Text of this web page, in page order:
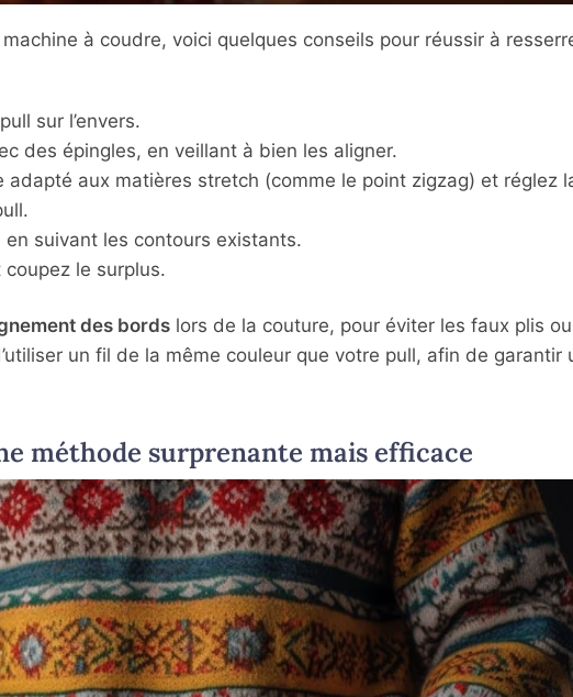
à coudre, voici quelques conseils pour réussir à
sur l’envers.
des épingles, en veillant à bien les aligner.
adapté aux matières stretch (comme le point zigzag) et réglez
suivant les contours existants.
le surplus.
des bords lors de la couture, pour éviter les faux plis
un fil de la même couleur que votre pull, afin de garantir
méthode surprenante mais efficace